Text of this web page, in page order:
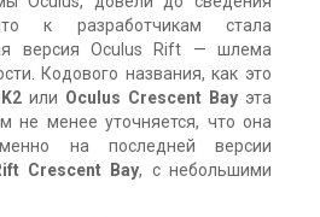
к разработчикам стала
версия Oculus Rift — шлема
Кодового названия, как это
или Oculus Crescent Bay эта
не менее уточняется, что она
на последней версии
Crescent Bay, с небольшими